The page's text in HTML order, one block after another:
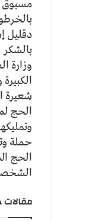
دقليل
بالشكر
وزارة
شعيرة
حملة
الحج